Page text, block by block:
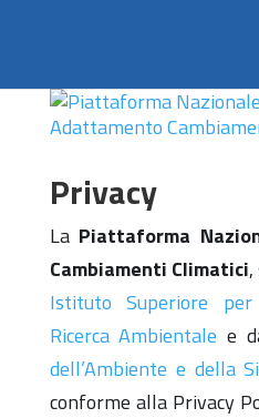
Privacy
La Piattaforma
Cambiamenti Climatici
Istituto Superiore
Ricerca Ambientale e
dell’Ambiente e della
conforme alla Privacy